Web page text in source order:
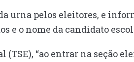
urna pelos eleitores, e
e o nome da candidato
“ao entrar na seção